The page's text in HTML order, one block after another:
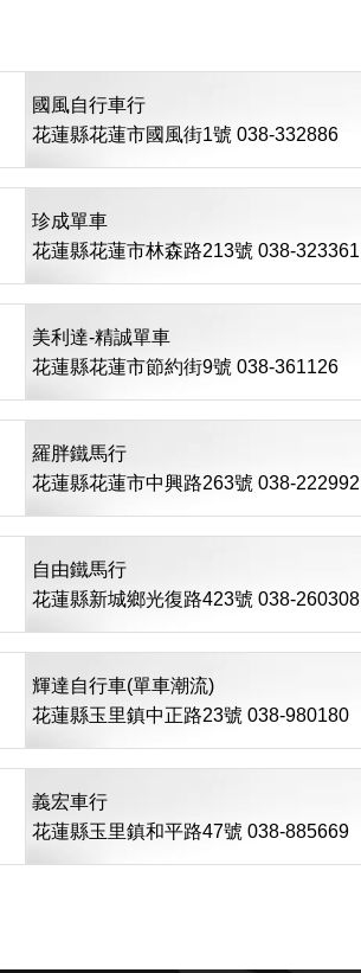
國風自行車行
花蓮縣花蓮市國風街1號 038-332886
珍成單車
花蓮縣花蓮市林森路213號 038-323361
美利達-精誠單車
花蓮縣花蓮市節約街9號 038-361126
羅胖鐵馬行
花蓮縣花蓮市中興路263號 038-222992
自由鐵馬行
花蓮縣新城鄉光復路423號 038-260308
輝達自行車(單車潮流)
花蓮縣玉里鎮中正路23號 038-980180
義宏車行
花蓮縣玉里鎮和平路47號 038-885669